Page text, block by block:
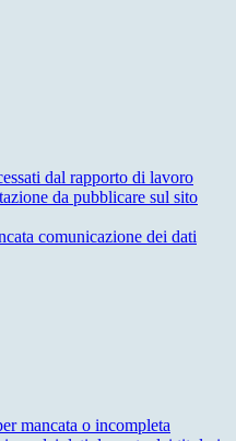
dal rapporto di lavoro
da pubblicare sul sito
comunicazione dei dati
mancata o incompleta